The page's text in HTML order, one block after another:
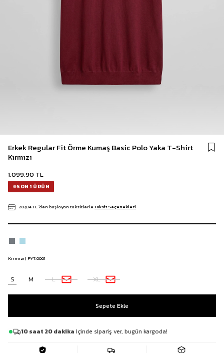
Erkek Regular Fit Örme Kumaş Basic Polo Yaka T-Shirt
Kırmızı
1.099,90 TL
SON 1 ÜRÜN
207,84 TL`den başlayan taksitlerle Taksit Seçenekleri
Kırmızı | PYT.0001
S M L XL
10 saat 20 dakika içinde sipariş ver, bugün kargoda!